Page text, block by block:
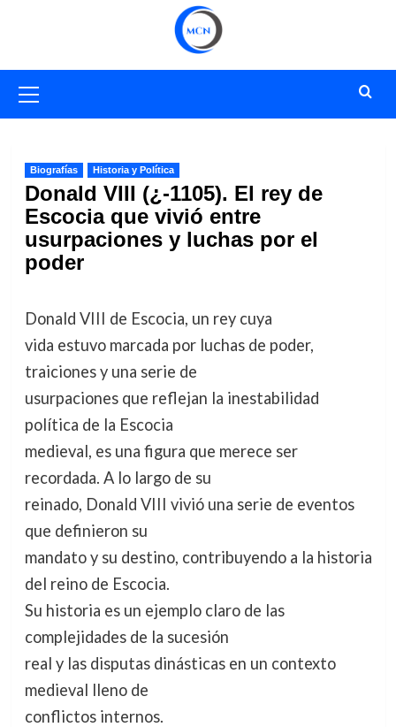
primario
Biografías Historia y Política
Donald VIII (¿-1105). El rey de
Escocia que vivió entre
usurpaciones y luchas por el
poder
Donald VIII de Escocia, un rey cuya
vida estuvo marcada por luchas de poder,
traiciones y una serie de
usurpaciones que reflejan la inestabilidad
política de la Escocia
medieval, es una figura que merece ser
recordada. A lo largo de su
reinado, Donald VIII vivió una serie de eventos
que definieron su
mandato y su destino, contribuyendo a la historia
del reino de Escocia.
Su historia es un ejemplo claro de las
complejidades de la sucesión
real y las disputas dinásticas en un contexto
medieval lleno de
conflictos internos.